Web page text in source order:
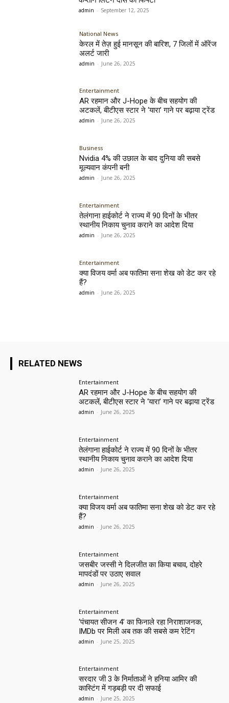
admin - September 12, 2025
National News
केरल में तेज़ हुई मानसून की बारिश, 7 जिलों में ऑरेंज
अलर्ट जारी
admin - June 26, 2025
Entertainment
AR रहमान और J-Hope के बीच सहयोग की
अटकलें, बीटीएस स्टार ने ‘यारा’ गाने पर बढ़ाया ट्रेंड
admin - June 26, 2025
Business
Nvidia 4% की उछाल के बाद दुनिया की सबसे
मूल्यवान कंपनी बनी
admin - June 26, 2025
Entertainment
तेलंगाना हाईकोर्ट ने राज्य में 90 दिनों के भीतर
स्थानीय निकाय चुनाव कराने का आदेश दिया
admin - June 26, 2025
Entertainment
क्या विजय वर्मा अब फातिमा सना शेख को डेट कर रहे
हैं?
admin - June 26, 2025
RELATED NEWS
Entertainment
AR रहमान और J-Hope के बीच सहयोग की
अटकलें, बीटीएस स्टार ने ‘यारा’ गाने पर बढ़ाया ट्रेंड
admin - June 26, 2025
Entertainment
तेलंगाना हाईकोर्ट ने राज्य में 90 दिनों के भीतर
स्थानीय निकाय चुनाव कराने का आदेश दिया
admin - June 26, 2025
Entertainment
क्या विजय वर्मा अब फातिमा सना शेख को डेट कर रहे
हैं?
admin - June 26, 2025
Entertainment
जसबीर जस्सी ने दिलजीत का किया बचाव, दोहरे
मापदंडों पर उठाए सवाल
admin - June 26, 2025
Entertainment
‘पंचायत सीजन 4’ का फिनाले रहा निराशाजनक,
IMDb पर मिली अब तक की सबसे कम रेटिंग
admin - June 25, 2025
Entertainment
सरदार जी 3 के निर्माताओं ने हनिया आमिर की
कास्टिंग में गड़बड़ी पर दी सफाई
admin - June 25, 2025